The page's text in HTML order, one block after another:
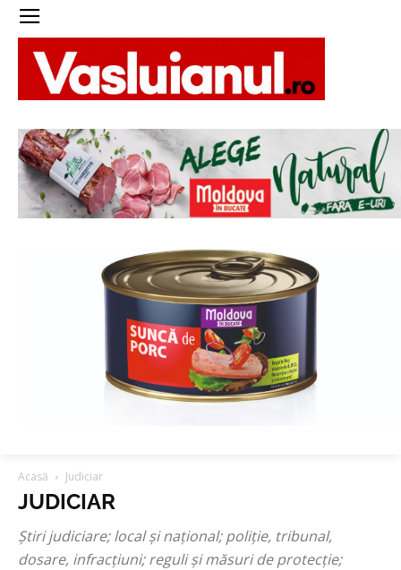
Acasă Judiciar
JUDICIAR
Știri judiciare; local și național; poliție, tribunal,
dosare, infracțiuni; reguli și măsuri de protecție;